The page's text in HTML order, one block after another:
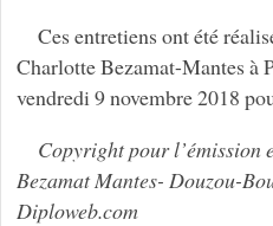
Ces entretiens ont été
Charlotte Bezamat-Mantes à
vendredi 9 novembre 2018
Copyright pour l’émission
Bezamat Mantes- Douzou-
Diploweb.com